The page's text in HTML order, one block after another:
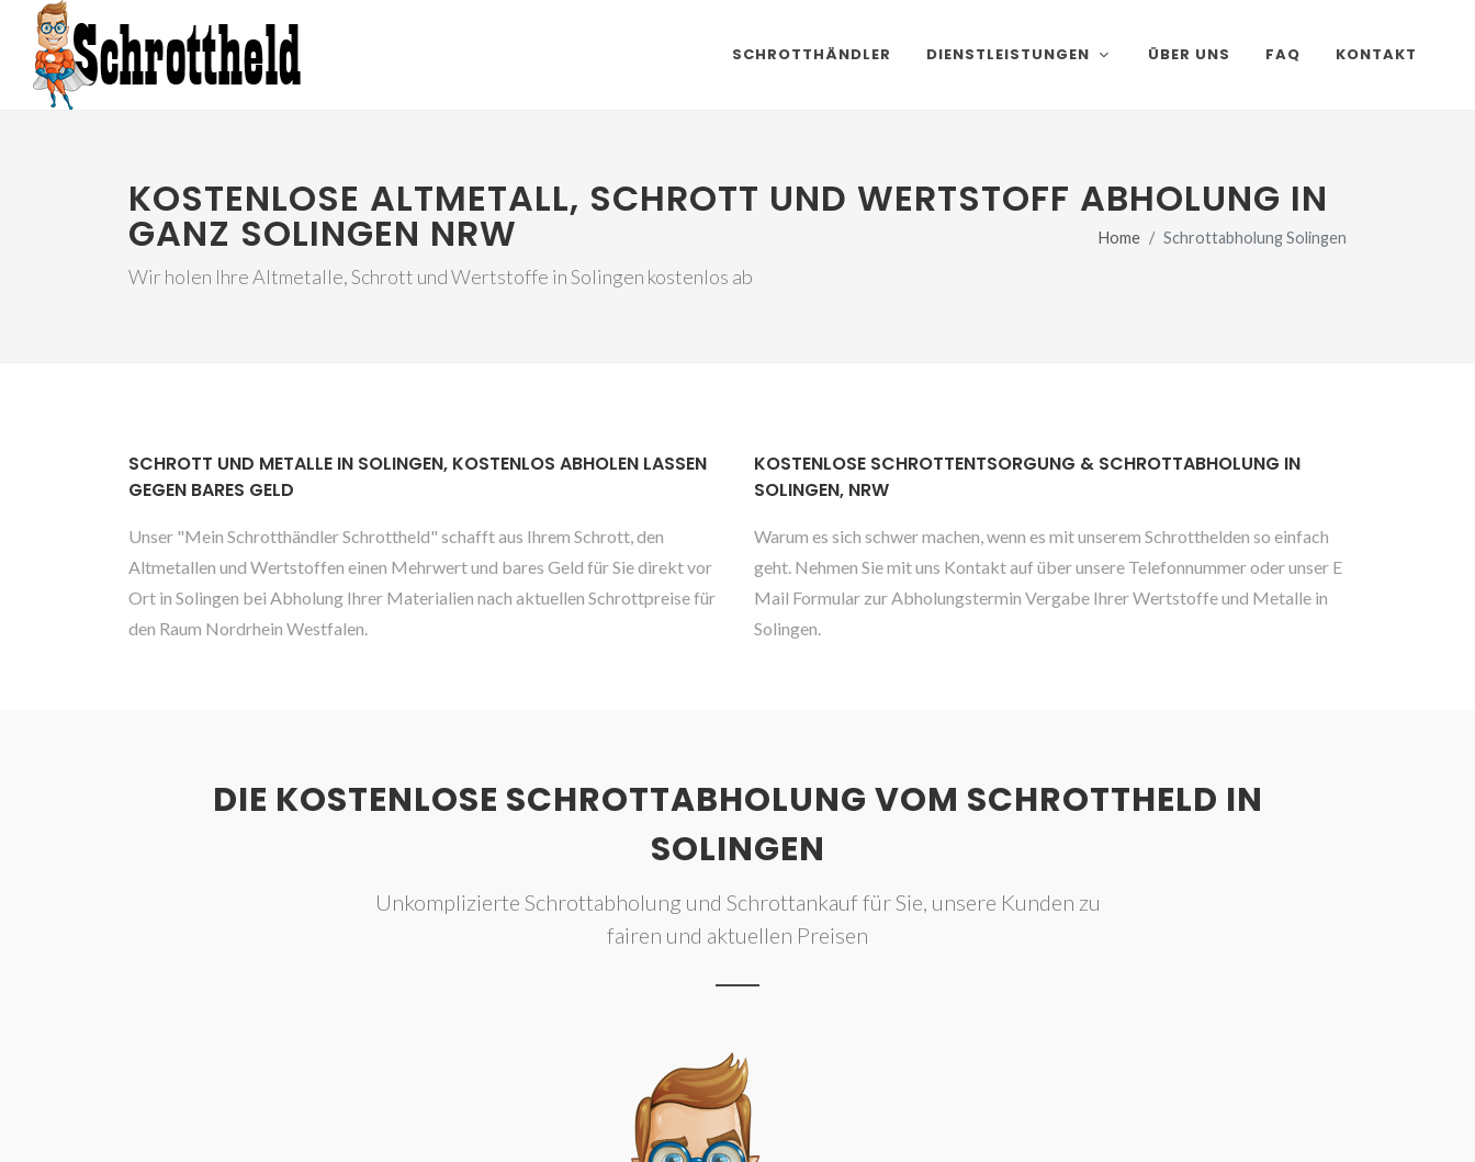
SCHROTTHÄNDLER DIENSTLEISTUNGEN ÜBER UNS FAQ KONTAKT
KOSTENLOSE ALTMETALL, SCHROTT UND WERTSTOFF ABHOLUNG IN
GANZ SOLINGEN NRW
Wir holen Ihre Altmetalle, Schrott und Wertstoffe in Solingen kostenlos ab
Home Schrottabholung Solingen
SCHROTT UND METALLE IN SOLINGEN, KOSTENLOS ABHOLEN LASSEN
GEGEN BARES GELD
Unser "Mein Schrotthändler Schrottheld" schafft aus Ihrem Schrott, den
Altmetallen und Wertstoffen einen Mehrwert und bares Geld für Sie direkt vor
Ort in Solingen bei Abholung Ihrer Materialien nach aktuellen Schrottpreise für
den Raum Nordrhein Westfalen.
KOSTENLOSE SCHROTTENTSORGUNG & SCHROTTABHOLUNG IN
SOLINGEN, NRW
Warum es sich schwer machen, wenn es mit unserem Schrotthelden so einfach
geht. Nehmen Sie mit uns Kontakt auf über unsere Telefonnummer oder unser E
Mail Formular zur Abholungstermin Vergabe Ihrer Wertstoffe und Metalle in
Solingen.
DIE KOSTENLOSE SCHROTTABHOLUNG VOM SCHROTTHELD IN
SOLINGEN
Unkomplizierte Schrottabholung und Schrottankauf für Sie, unsere Kunden zu
fairen und aktuellen Preisen